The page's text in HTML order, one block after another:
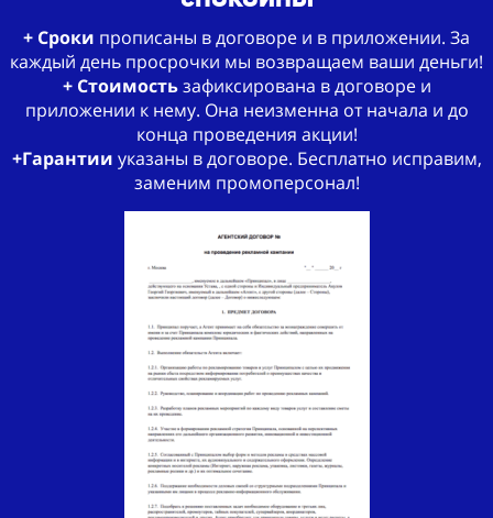
+ Сроки прописаны в договоре и в приложении. За
каждый день просрочки мы возвращаем ваши деньги!
+ Стоимостьзафиксирована в договоре и
приложении к нему. Она неизменна от начала и до
конца проведения акции!
+Гарантии указаны в договоре. Бесплатно исправим,
заменим промоперсонал!